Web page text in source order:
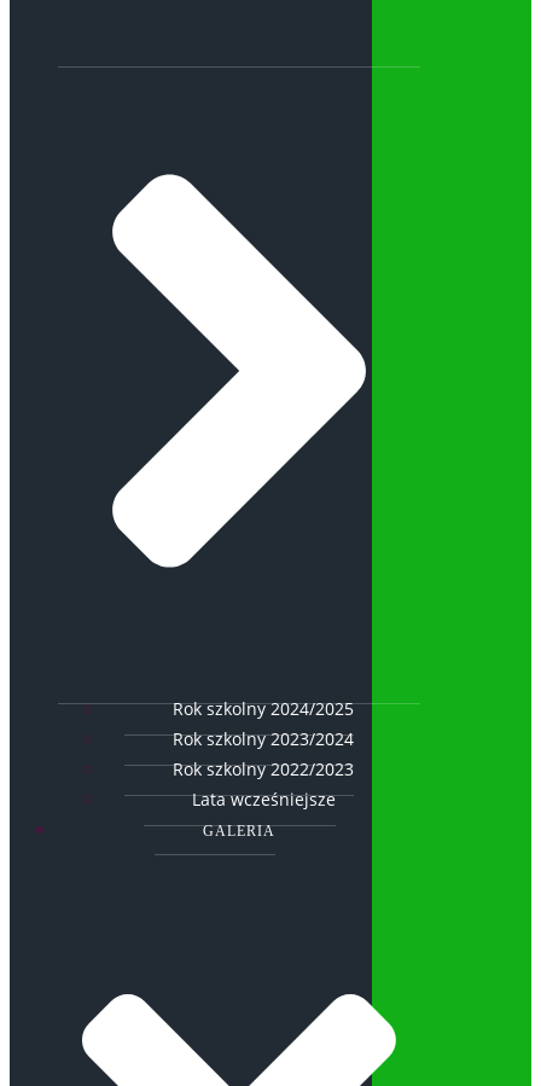
Rok szkolny 2024/2025
Rok szkolny 2023/2024
Rok szkolny 2022/2023
Lata wcześniejsze
GALERIA